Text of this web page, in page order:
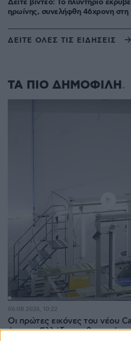
Δείτε βίντεο: Το πλυντήριο
ηρωίνης, συνελήφθη 46χρονη
ΔΕΙΤΕ ΟΛΕΣ ΤΙΣ ΕΙΔΗΣΕΙΣ
ΤΑ ΠΙΟ ΔΗΜΟΦΙΛΗ
Loaded
Οι πρώτες εικόνες του νέου
έρχεται Ελλάδα και θα πετά
06.08.2026, 10:22